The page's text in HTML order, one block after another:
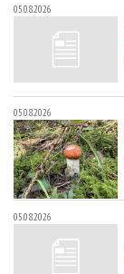
05.08.2026
05.08.2026
05.08.2026